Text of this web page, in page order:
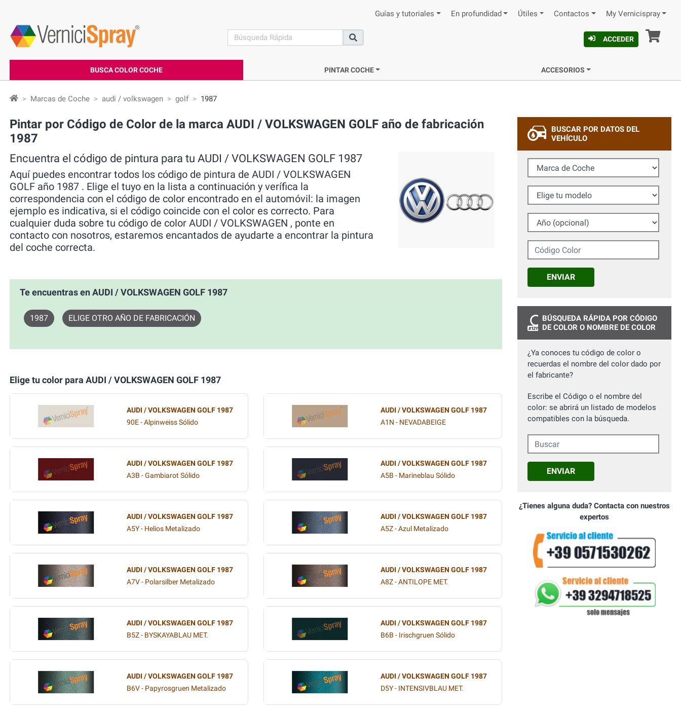
Guías y tutoriales En profundidad Útiles Contactos My Vernicispray
search
Buscar
ACCEDER
BUSCA COLOR COCHE PINTAR COCHE ACCESORIOS
Marcas de Coche audi / volkswagen golf 1987
Pintar por Código de Color de la marca AUDI / VOLKSWAGEN GOLF año de fabricación
1987
Encuentra el código de pintura para tu AUDI / VOLKSWAGEN GOLF 1987
Aquí puedes encontrar todos los código de pintura de AUDI / VOLKSWAGEN
GOLF año 1987 . Elige el tuyo en la lista a continuación y verífica la
correspondencia con el código de color encontrado en el automóvil: la imagen
ejemplo es indicativa, si el código coincide con el color es correcto. Para
cualquier duda sobre tu código de color AUDI / VOLKSWAGEN , ponte en
contacto con nosotros, estaremos encantados de ayudarte a encontrar la pintura
del coche correcta.
Te encuentras en AUDI / VOLKSWAGEN GOLF 1987
1987 ELIGE OTRO AÑO DE FABRICACIÓN
Elige tu color para AUDI / VOLKSWAGEN GOLF 1987
AUDI / VOLKSWAGEN GOLF 1987
90E - Alpinweiss Sólido
AUDI / VOLKSWAGEN GOLF 1987
A1N - NEVADABEIGE
AUDI / VOLKSWAGEN GOLF 1987
A3B - Gambiarot Sólido
AUDI / VOLKSWAGEN GOLF 1987
A5B - Marineblau Sólido
AUDI / VOLKSWAGEN GOLF 1987
A5Y - Helios Metalizado
AUDI / VOLKSWAGEN GOLF 1987
A5Z - Azul Metalizado
AUDI / VOLKSWAGEN GOLF 1987
A7V - Polarsilber Metalizado
AUDI / VOLKSWAGEN GOLF 1987
A8Z - ANTILOPE MET.
AUDI / VOLKSWAGEN GOLF 1987
B5Z - BYSKAYABLAU MET.
AUDI / VOLKSWAGEN GOLF 1987
B6B - Irischgruen Sólido
AUDI / VOLKSWAGEN GOLF 1987
B6V - Papyrosgruen Metalizado
AUDI / VOLKSWAGEN GOLF 1987
D5Y - INTENSIVBLAU MET.
BUSCAR POR DATOS DEL
VEHÍCULO
Marca de Coche
Elige tu modelo
Año (opcional)
Código Color
ENVIAR
BÚSQUEDA RÁPIDA POR CÓDIGO
DE COLOR O NOMBRE DE COLOR
¿Ya conoces tu código de color o
recuerdas el nombre del color dado por
el fabricante?
Escribe el Código o el nombre del
color: se abrirá un listado de modelos
compatibles con la búsqueda.
Buscar
ENVIAR
¿Tienes alguna duda? Contacta con nuestros
expertos